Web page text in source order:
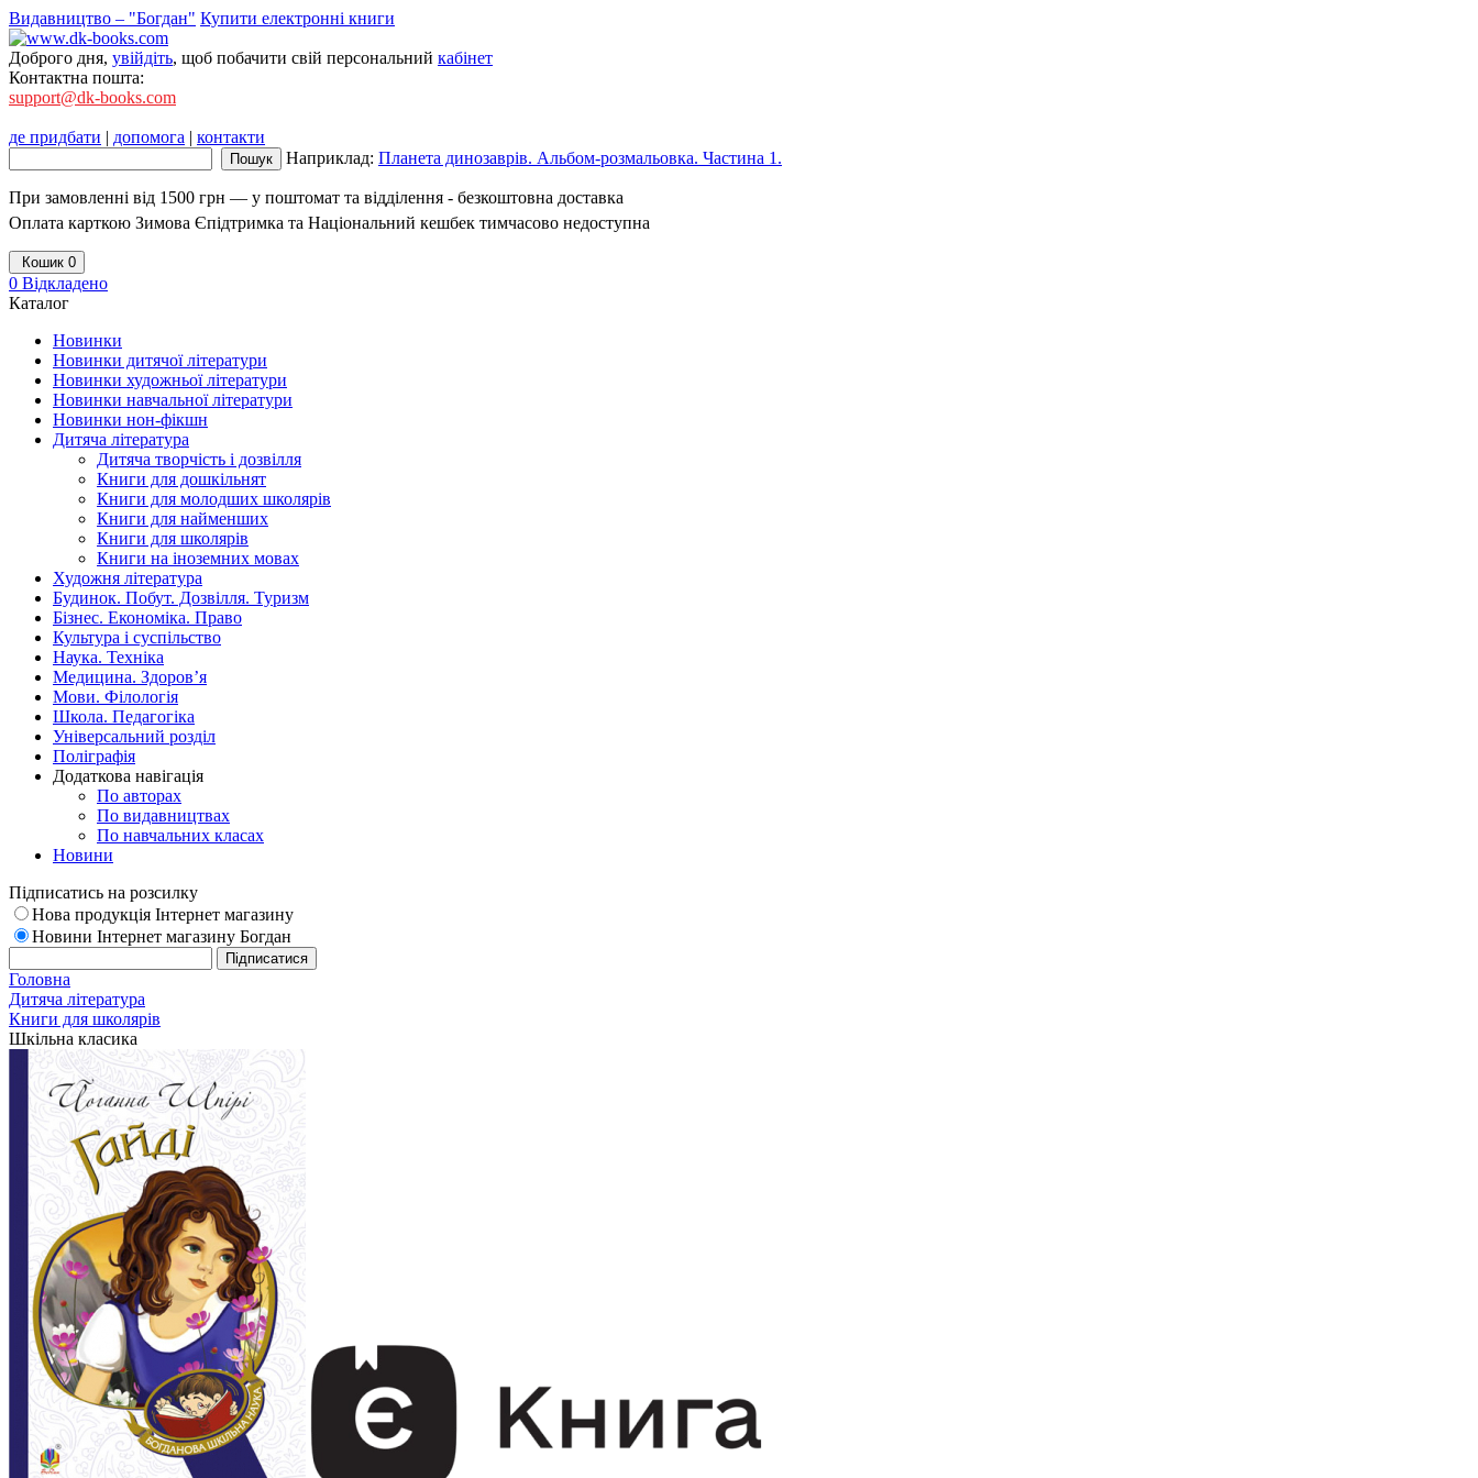
Видавництво – "Богдан" Купити електронні книги
Доброго дня, увійдіть, щоб побачити свій персональний кабінет
Контактна пошта:
support@dk-books.com
де придбати | допомога | контакти
Наприклад: Планета динозаврів. Альбом-розмальовка. Частина 1.
При замовленні від 1500 грн — у поштомат та відділення - безкоштовна доставка
Оплата карткою Зимова Єпідтримка та Національний кешбек тимчасово недоступна
Кошик 0
0 Відкладено
Каталог
Новинки
Новинки дитячої літератури
Новинки художньої літератури
Новинки навчальної літератури
Новинки нон-фікшн
Дитяча література
Дитяча творчість і дозвілля
Книги для дошкільнят
Книги для молодших школярів
Книги для найменших
Книги для школярів
Книги на іноземних мовах
Художня література
Будинок. Побут. Дозвілля. Туризм
Бізнес. Економіка. Право
Культура і суспільство
Наука. Техніка
Медицина. Здоров’я
Мови. Філологія
Школа. Педагогіка
Універсальний розділ
Поліграфія
Додаткова навігація
По авторах
По видавництвах
По навчальних класах
Новини
Підписатись на розсилку
Нова продукція Інтернет магазину
Новини Інтернет магазину Богдан
Головна
Дитяча література
Книги для школярів
Шкільна класика